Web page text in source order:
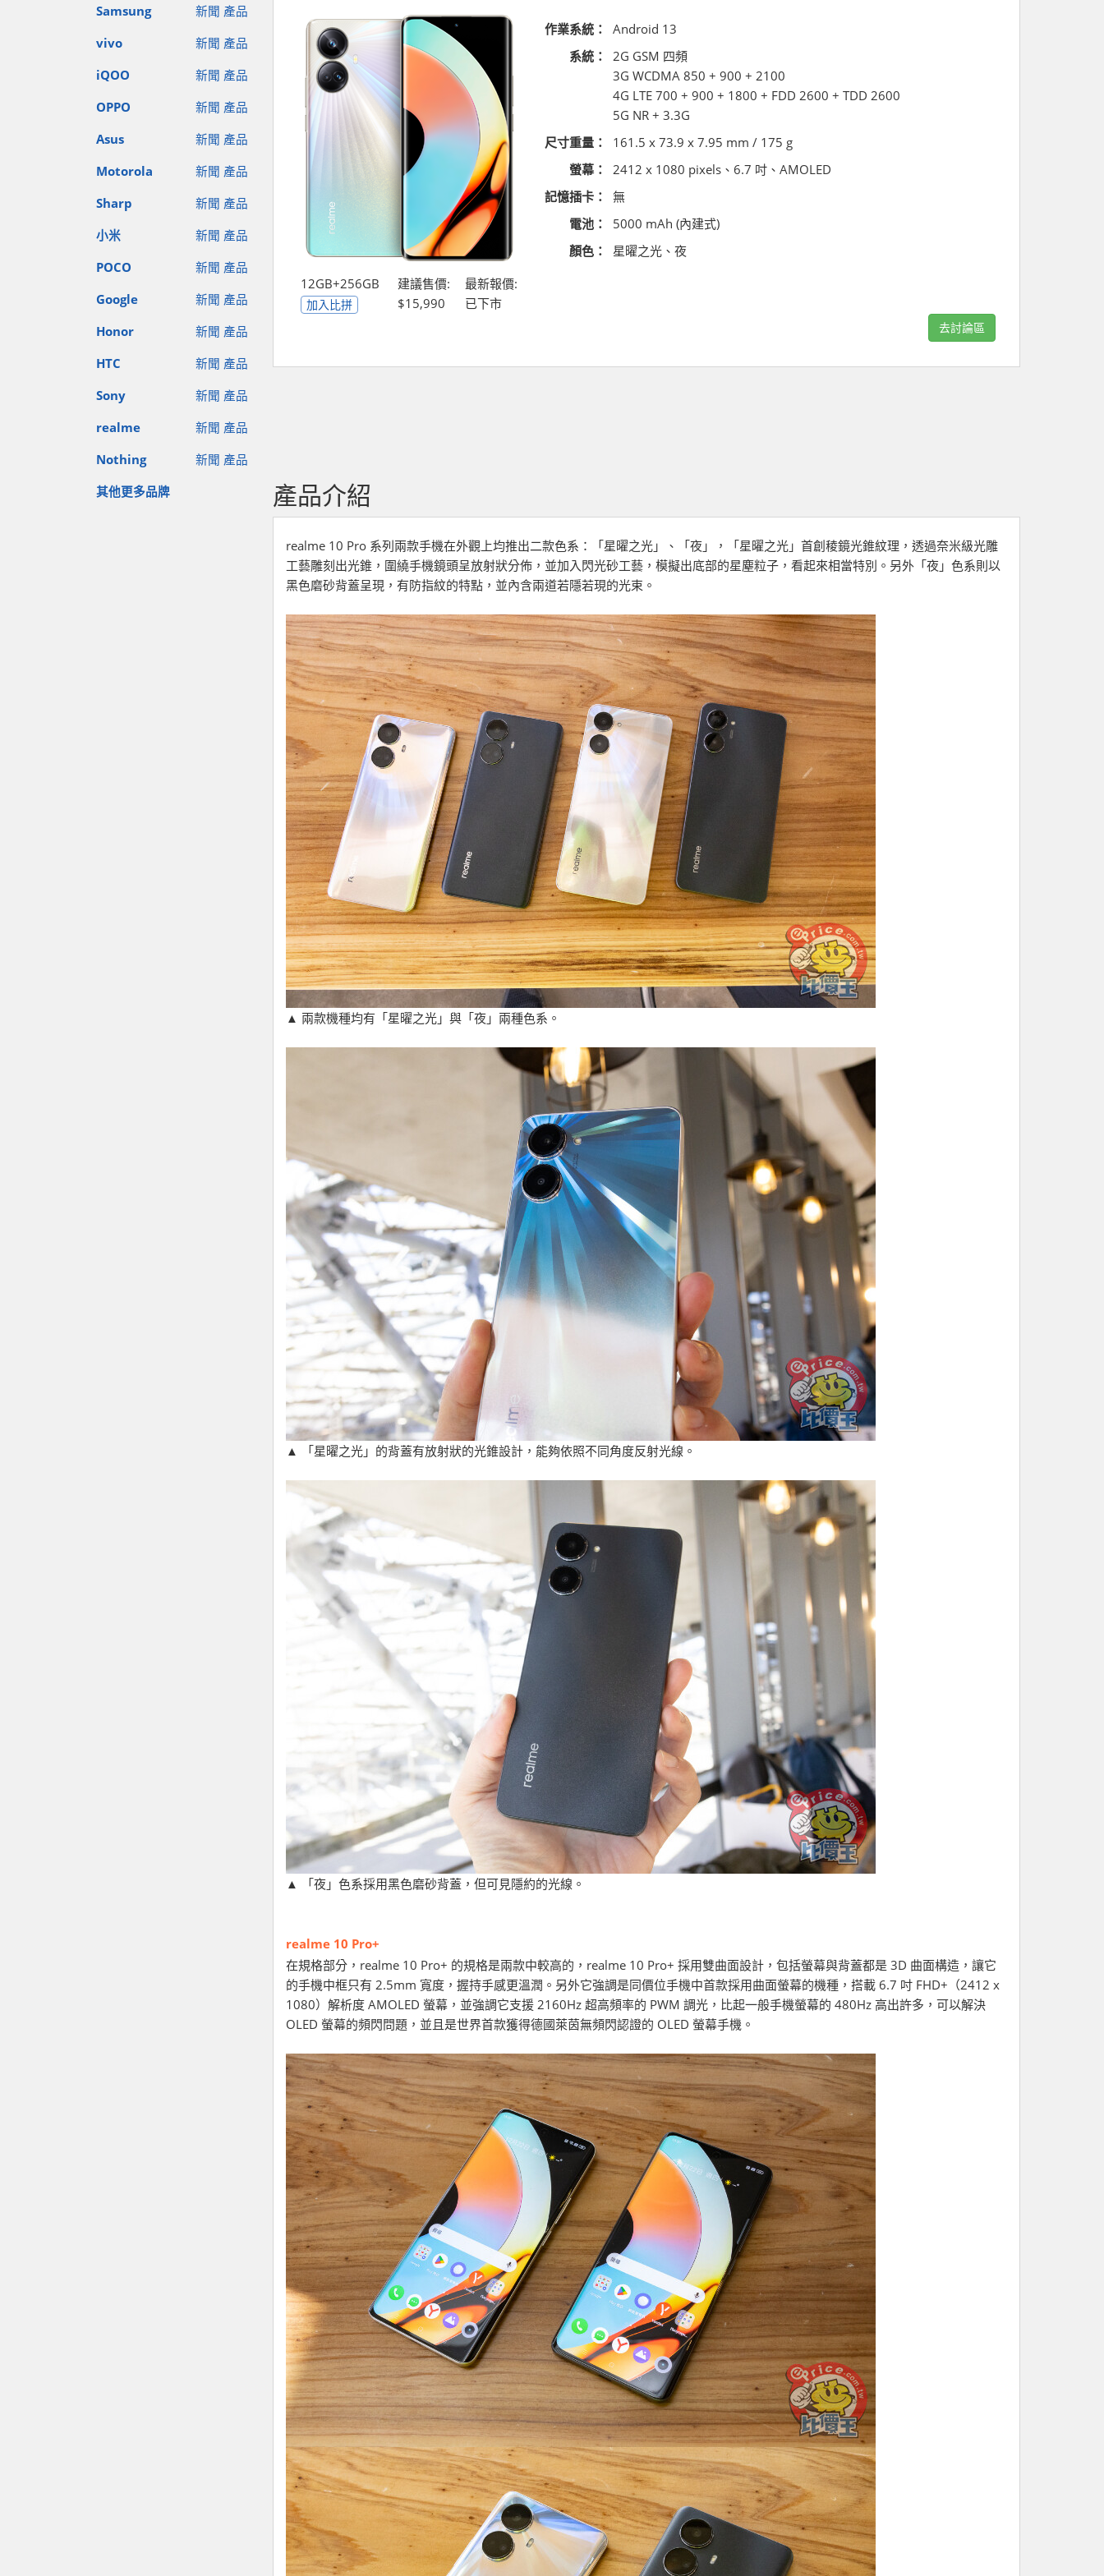
Samsung
新聞 產品
vivo
新聞 產品
iQOO
新聞 產品
OPPO
新聞 產品
Asus
新聞 產品
Motorola
新聞 產品
Sharp
新聞 產品
小米
新聞 產品
POCO
新聞 產品
Google
新聞 產品
Honor
新聞 產品
HTC
新聞 產品
Sony
新聞 產品
realme
新聞 產品
Nothing
新聞 產品
其他更多品牌
12GB+256GB
加入比拼
建議售價:
$15,990
最新報價:
已下市
作業系統：
Android 13
系統：
2G GSM 四頻
3G WCDMA 850 + 900 + 2100
4G LTE 700 + 900 + 1800 + FDD 2600 + TDD 2600
5G NR + 3.3G
尺寸重量：
161.5 x 73.9 x 7.95 mm / 175 g
螢幕：
2412 x 1080 pixels、6.7 吋、AMOLED
記憶插卡：
無
電池：
5000 mAh (內建式)
顏色：
星曜之光、夜
去討論區
產品介紹
realme 10 Pro 系列兩款手機在外觀上均推出二款色系：「星曜之光」、「夜」，「星曜之光」首創稜鏡光錐紋理，透過奈米級光雕
工藝雕刻出光錐，圍繞手機鏡頭呈放射狀分佈，並加入閃光砂工藝，模擬出底部的星塵粒子，看起來相當特別。另外「夜」色系則以
黑色磨砂背蓋呈現，有防指紋的特點，並內含兩道若隱若現的光束。
▲ 兩款機種均有「星曜之光」與「夜」兩種色系。
▲ 「星曜之光」的背蓋有放射狀的光錐設計，能夠依照不同角度反射光線。
▲ 「夜」色系採用黑色磨砂背蓋，但可見隱約的光線。
realme 10 Pro+
在規格部分，realme 10 Pro+ 的規格是兩款中較高的，realme 10 Pro+ 採用雙曲面設計，包括螢幕與背蓋都是 3D 曲面構造，讓它
的手機中框只有 2.5mm 寬度，握持手感更溫潤。另外它強調是同價位手機中首款採用曲面螢幕的機種，搭載 6.7 吋 FHD+（2412 x
1080）解析度 AMOLED 螢幕，並強調它支援 2160Hz 超高頻率的 PWM 調光，比起一般手機螢幕的 480Hz 高出許多，可以解決
OLED 螢幕的頻閃問題，並且是世界首款獲得德國萊茵無頻閃認證的 OLED 螢幕手機。